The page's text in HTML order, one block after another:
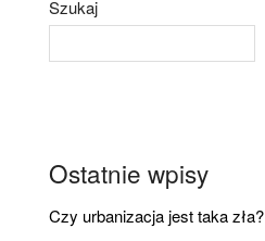
Szukaj
Ostatnie wpisy
Czy urbanizacja jest taka zła?